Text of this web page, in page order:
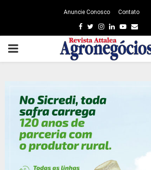
Anuncie Conosco Contato
Facebook
TwitterInstagram
LinkedinYoutube
Email
PRIMARY